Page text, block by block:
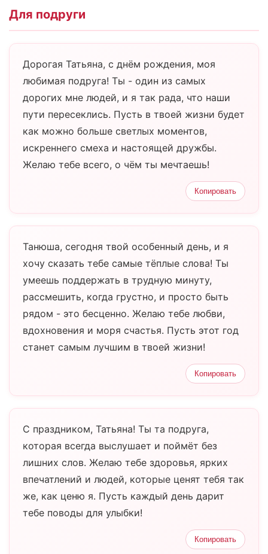
Для подруги
Дорогая Татьяна, с днём рождения, моя
любимая подруга! Ты - один из самых
дорогих мне людей, и я так рада, что наши
пути пересеклись. Пусть в твоей жизни будет
как можно больше светлых моментов,
искреннего смеха и настоящей дружбы.
Желаю тебе всего, о чём ты мечтаешь!
Копировать
Танюша, сегодня твой особенный день, и я
хочу сказать тебе самые тёплые слова! Ты
умеешь поддержать в трудную минуту,
рассмешить, когда грустно, и просто быть
рядом - это бесценно. Желаю тебе любви,
вдохновения и моря счастья. Пусть этот год
станет самым лучшим в твоей жизни!
Копировать
С праздником, Татьяна! Ты та подруга,
которая всегда выслушает и поймёт без
лишних слов. Желаю тебе здоровья, ярких
впечатлений и людей, которые ценят тебя так
же, как ценю я. Пусть каждый день дарит
тебе поводы для улыбки!
Копировать